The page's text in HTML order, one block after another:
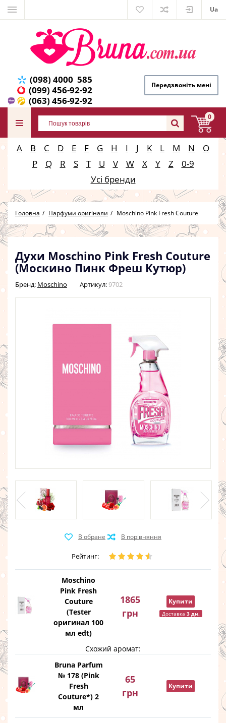
Ua
(098) 4000 585
(099) 456-92-92
(063) 456-92-92
Передзвоніть мені
0
A B C D E F G H I J K L M N
O
P
Q R S T U V W X Y Z
0-9
Усі бренди
Головна Парфуми оригінали Moschino Pink Fresh Couture
Духи Moschino Pink Fresh Couture
(Москино Пинк Фреш Кутюр)
Бренд: Moschino Артикул: 9702
Рейтинг:
Moschino
Pink Fresh
Couture
(Tester
оригинал 100
мл edt)
1865
грн
Купити
Доставка 3 дн.
Схожий аромат:
Bruna Parfum
№ 178 (Pink
Fresh
Couture*) 2
мл
65
грн
Купити